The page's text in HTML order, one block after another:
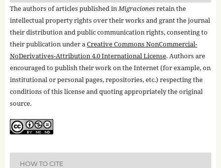
The authors of articles published inMigracionesretain the
intellectual property rights over their works and grant the journal
their distribution and public communication rights, consenting to
their publication under aCreative Commons NonCommercial-
NoDerivatives-Attribution 4.0 International License. Authors are
encouraged to publish their work on the Internet (for example, on
institutional or personal pages, repositories, etc.) respecting the
conditions of this license and quoting appropriately the original
source.
HOW TO CITE